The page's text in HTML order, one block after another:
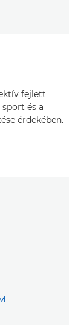
fejlett
és a
érdekében.